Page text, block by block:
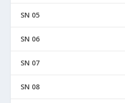
SN 05
SN 06
SN 07
SN 08